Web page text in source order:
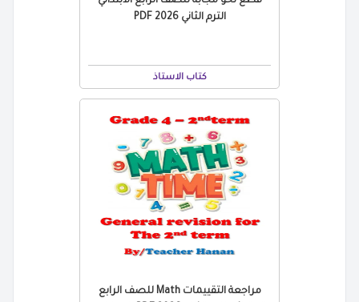
الترم الثاني 2026 PDF
كتاب الاستاذ
مراجعة التقييمات Math للصف الرابع